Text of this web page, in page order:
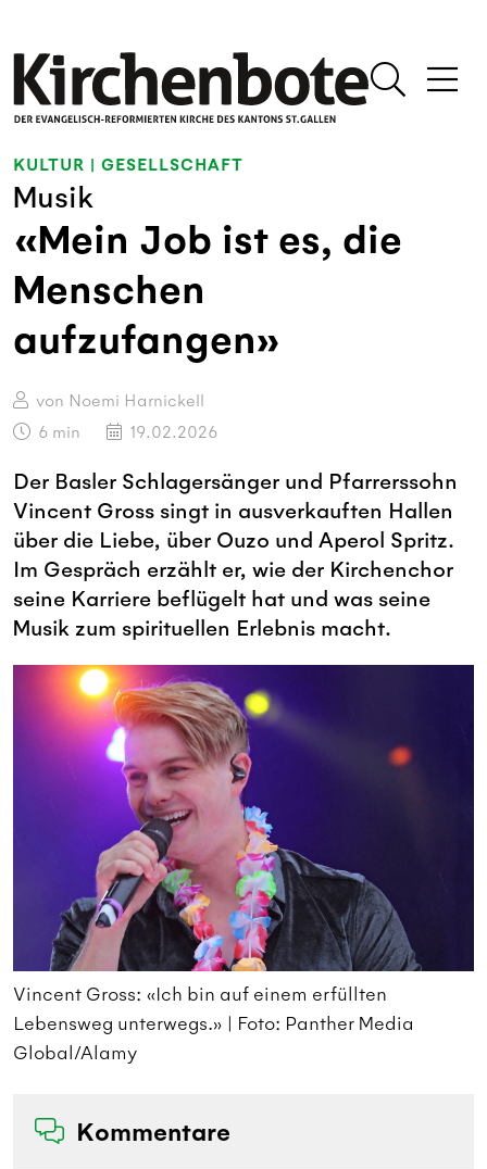
KULTUR | GESELLSCHAFT
Musik
«Mein Job ist es, die
Menschen
aufzufangen»
von Noemi Harnickell
6 min 19.02.2026
Der Basler Schlagersänger und Pfarrerssohn
Vincent Gross singt in ausverkauften Hallen
über die Liebe, über Ouzo und Aperol Spritz.
Im Gespräch erzählt er, wie der Kirchenchor
seine Karriere beflügelt hat und was seine
Musik zum spirituellen Erlebnis macht.
Vincent Gross: «Ich bin auf einem erfüllten
Lebensweg unterwegs.» | Foto: Panther Media
Global/Alamy
Kommentare